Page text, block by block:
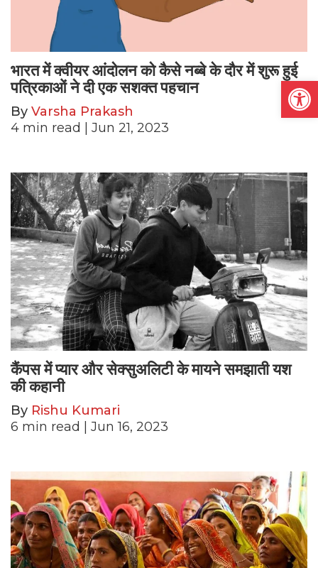
भारत में क्वीयर आंदोलन को कैसे नब्बे के दौर में शुरू हुई
पत्रिकाओं ने दी एक सशक्त पहचान
By Varsha Prakash
4 min read | Jun 21, 2023
कैंपस में प्यार और सेक्सुअलिटी के मायने समझाती यश
की कहानी
By Rishu Kumari
6 min read | Jun 16, 2023